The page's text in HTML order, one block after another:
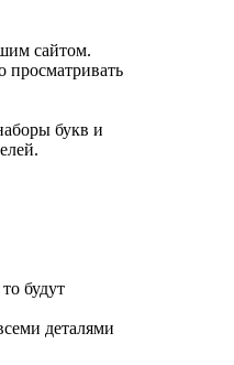
сайтом.
просматривать
букв и
будут
деталями